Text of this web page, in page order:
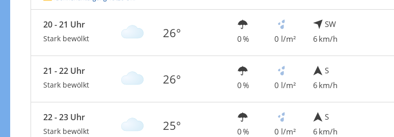
20 - 21 Uhr
Stark bewölkt 26° 0 % 0 l/m²
SW
6 km/h
21 - 22 Uhr
Stark bewölkt 26° 0 % 0 l/m²
S
6 km/h
22 - 23 Uhr
Stark bewölkt 25° 0 % 0 l/m²
S
6 km/h